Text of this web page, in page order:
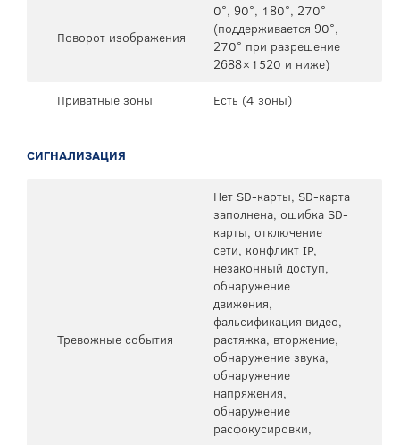
Поворот изображения
0°, 90°, 180°, 270°
(поддерживается 90°,
270° при разрешение
2688×1520 и ниже)
Приватные зоны
Есть (4 зоны)
СИГНАЛИЗАЦИЯ
Тревожные события
Нет SD-карты, SD-карта
заполнена, ошибка SD-
карты, отключение
сети, конфликт IP,
незаконный доступ,
обнаружение
движения,
фальсификация видео,
растяжка, вторжение,
обнаружение звука,
обнаружение
напряжения,
обнаружение
расфокусировки,